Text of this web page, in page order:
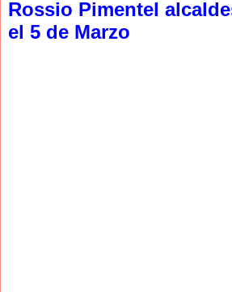
Rossio Pimentel
el 5 de Marzo